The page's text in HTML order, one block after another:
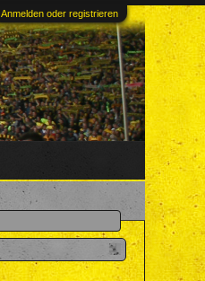
Anmelden oder registrieren